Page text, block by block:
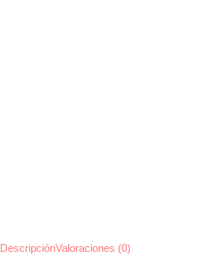
DescripciónValoraciones (0)